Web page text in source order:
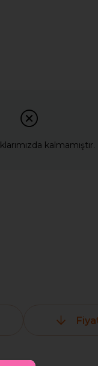
kalmamıştır.